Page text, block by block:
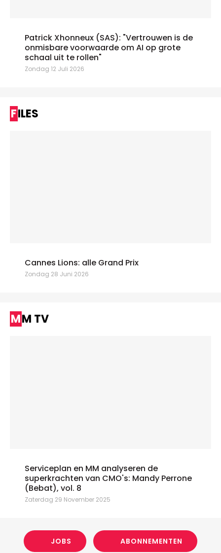
Patrick Xhonneux (SAS): "Vertrouwen is de
onmisbare voorwaarde om AI op grote
schaal uit te rollen"
Zondag 12 Juli 2026
FILES
Cannes Lions: alle Grand Prix
Zondag 28 Juni 2026
MM TV
Serviceplan en MM analyseren de
superkrachten van CMO's: Mandy Perrone
(Bebat), vol. 8
Zaterdag 29 November 2025
JOBS ABONNEMENTEN